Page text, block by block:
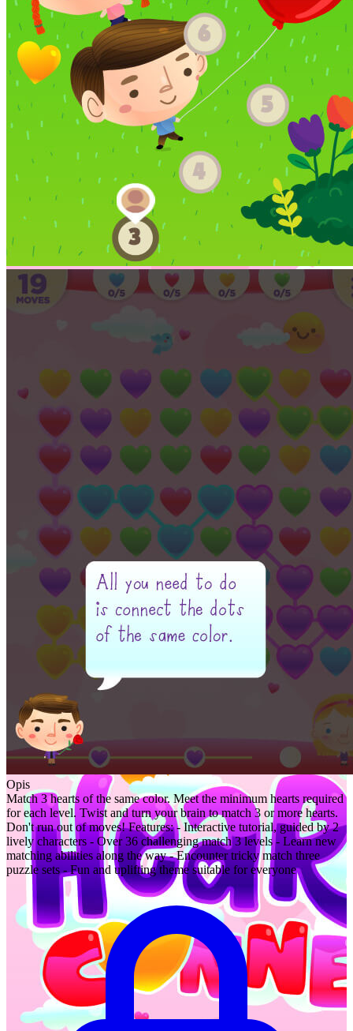
Opis
Match 3 hearts of the same color. Meet the minimum hearts required
for each level. Twist and turn your brain to match 3 or more hearts.
Don't run out of moves! Features: - Interactive tutorial, guided by 2
lively characters - Over 36 challenging match 3 levels - Learn new
matching abilities along the way - Encounter tricky match three
puzzle sets - Fun and uplifting theme suitable for everyone